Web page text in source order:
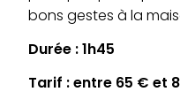
bons gestes à la
Durée : 1h45
Tarif : entre 65 € et